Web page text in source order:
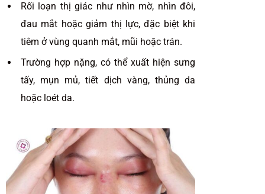
Rối loạn thị giác như nhìn mờ, nhìn đôi,
đau mắt hoặc giảm thị lực, đặc biệt khi
tiêm ở vùng quanh mắt, mũi hoặc trán.
Trường hợp nặng, có thể xuất hiện sưng
tấy, mụn mủ, tiết dịch vàng, thủng da
hoặc loét da.